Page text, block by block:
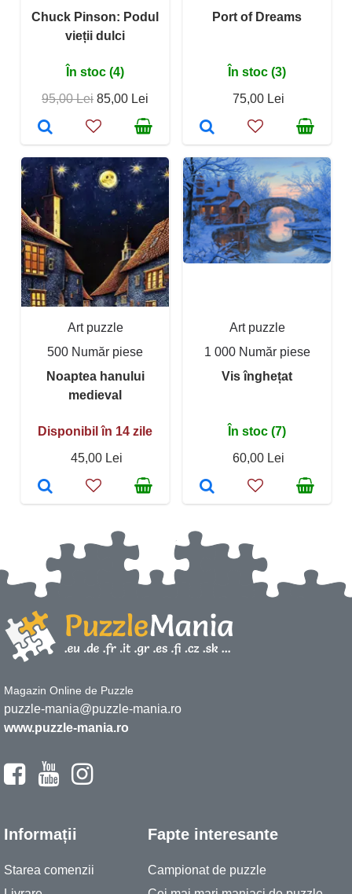
Chuck Pinson: Podul
vieții dulci
În stoc (4)
95,00 Lei 85,00 Lei
Port of Dreams
În stoc (3)
75,00 Lei
Art puzzle
500 Număr piese
Noaptea hanului
medieval
Disponibil în 14 zile
45,00 Lei
Art puzzle
1 000 Număr piese
Vis înghețat
În stoc (7)
60,00 Lei
Magazin Online de Puzzle
puzzle-mania@puzzle-mania.ro
www.puzzle-mania.ro
Informații
Starea comenzii
Fapte interesante
Campionat de puzzle